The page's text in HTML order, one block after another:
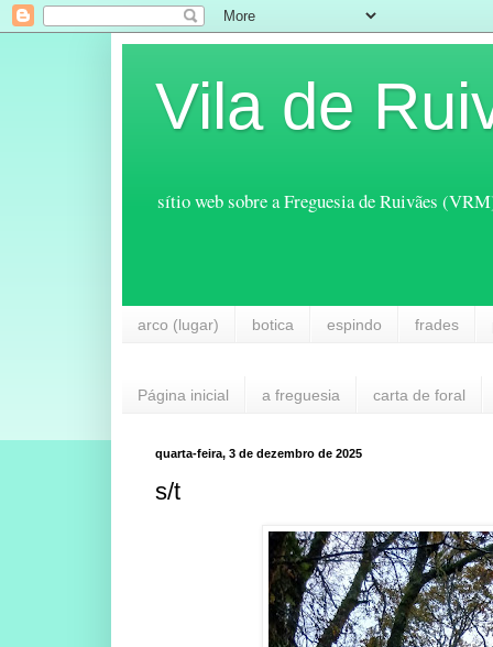
Vila de
sítio web sobre a Freguesia de Ruivães
arco (lugar) botica espindo frades
Página inicial a freguesia carta de foral
quarta-feira, 3 de dezembro de 2025
s/t